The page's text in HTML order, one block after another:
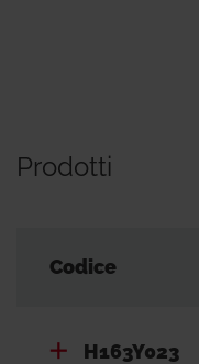
Prodotti
Codice
H163Y023